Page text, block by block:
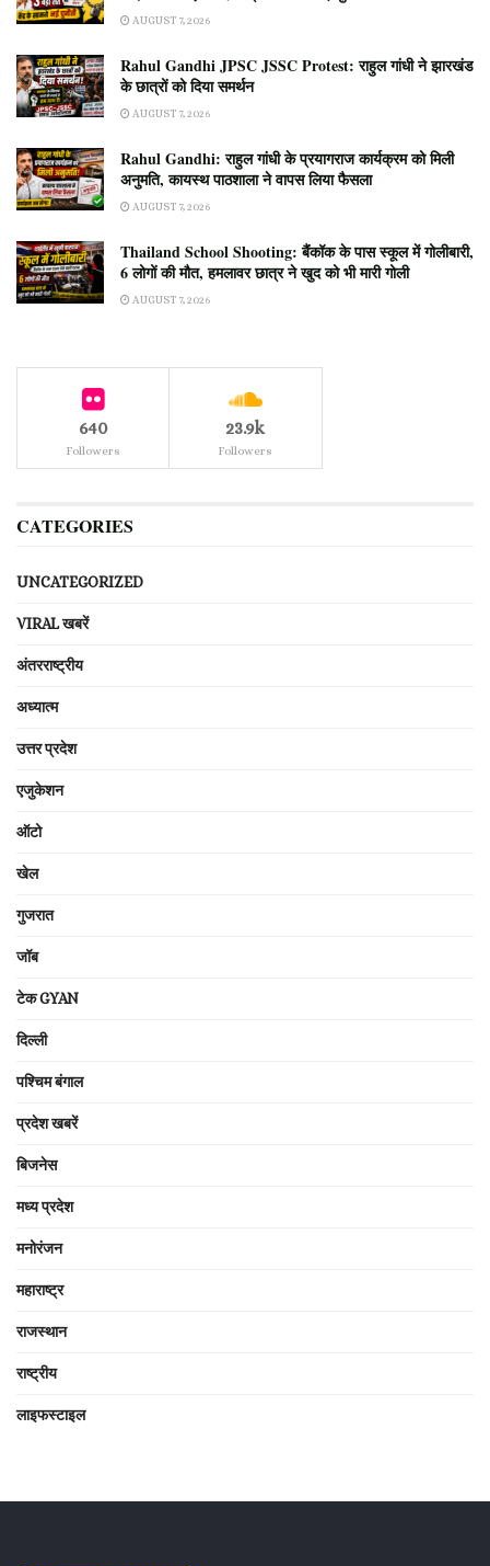
AUGUST 7, 2026
Rahul Gandhi JPSC JSSC Protest: राहुल गांधी ने झारखंड
के छात्रों को दिया समर्थन
AUGUST 7, 2026
Rahul Gandhi: राहुल गांधी के प्रयागराज कार्यक्रम को मिली
अनुमति, कायस्थ पाठशाला ने वापस लिया फैसला
AUGUST 7, 2026
Thailand School Shooting: बैंकॉक के पास स्कूल में गोलीबारी,
6 लोगों की मौत, हमलावर छात्र ने खुद को भी मारी गोली
AUGUST 7, 2026
640
Followers
23.9k
Followers
CATEGORIES
UNCATEGORIZED
VIRAL खबरें
अंतरराष्ट्रीय
अध्यात्म
उत्तर प्रदेश
एजुकेशन
ऑटो
खेल
गुजरात
जॉब
टेक GYAN
दिल्ली
पश्चिम बंगाल
प्रदेश खबरें
बिजनेस
मध्य प्रदेश
मनोरंजन
महाराष्ट्र
राजस्थान
राष्ट्रीय
लाइफस्टाइल